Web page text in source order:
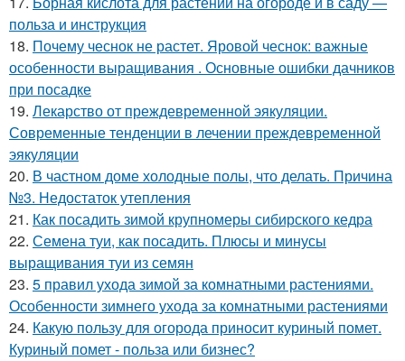
польза и инструкция
18. Почему чеснок не растет. Яровой чеснок: важные
особенности выращивания . Основные ошибки дачников
при посадке
19. Лекарство от преждевременной эякуляции.
Современные тенденции в лечении преждевременной
эякуляции
20. В частном доме холодные полы, что делать. Причина
№3. Недостаток утепления
21. Как посадить зимой крупномеры сибирского кедра
22. Семена туи, как посадить. Плюсы и минусы
выращивания туи из семян
23. 5 правил ухода зимой за комнатными растениями.
Особенности зимнего ухода за комнатными растениями
24. Какую пользу для огорода приносит куриный помет.
Куриный помет - польза или бизнес?